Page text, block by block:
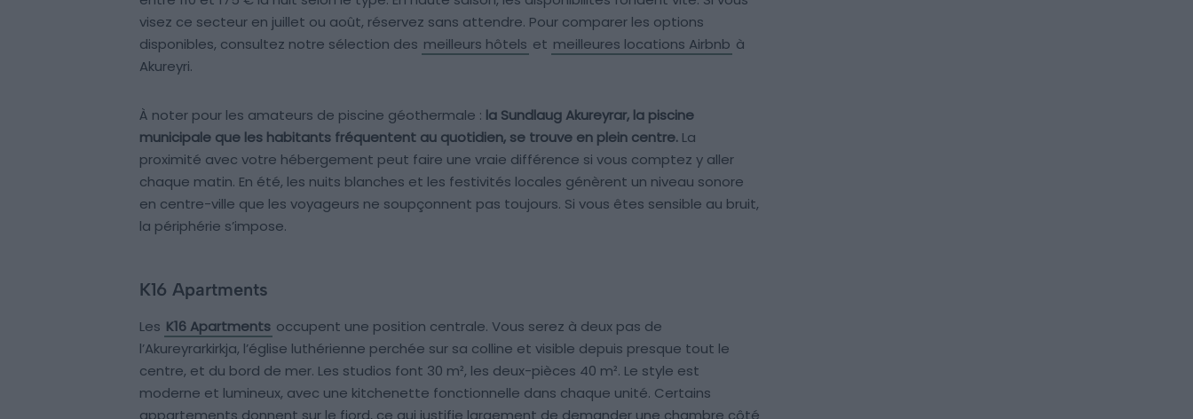
visez ce secteur en juillet ou août, réservez sans attendre. Pour comparer les options
disponibles, consultez notre sélection des meilleurs hôtels et meilleures locations Airbnb à
Akureyri.
À noter pour les amateurs de piscine géothermale : la Sundlaug Akureyrar, la piscine
municipale que les habitants fréquentent au quotidien, se trouve en plein centre. La
proximité avec votre hébergement peut faire une vraie différence si vous comptez y aller
chaque matin. En été, les nuits blanches et les festivités locales génèrent un niveau sonore
en centre-ville que les voyageurs ne soupçonnent pas toujours. Si vous êtes sensible au bruit,
la périphérie s’impose.
K16 Apartments
Les K16 Apartments occupent une position centrale. Vous serez à deux pas de
l’Akureyrarkirkja, l’église luthérienne perchée sur sa colline et visible depuis presque tout le
centre, et du bord de mer. Les studios font 30 m², les deux-pièces 40 m². Le style est
moderne et lumineux, avec une kitchenette fonctionnelle dans chaque unité. Certains
appartements donnent sur le fjord, ce qui justifie largement de demander une chambre côté